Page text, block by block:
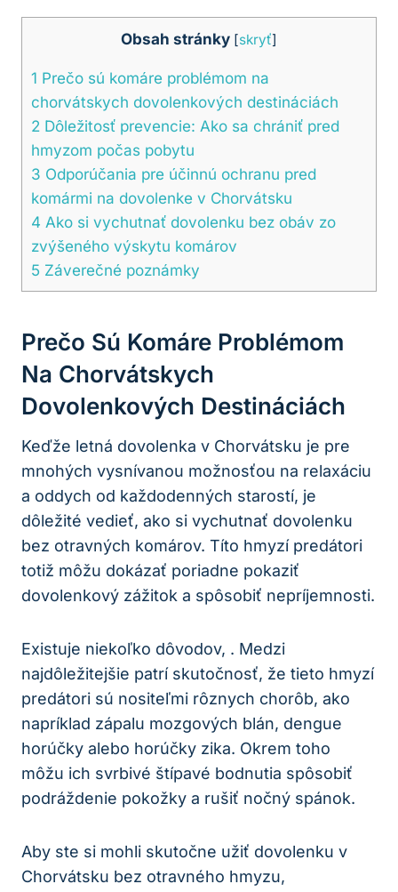
Obsah stránky [skryť]
1 Prečo sú komáre problémom na
chorvátskych dovolenkových destináciách
2 Dôležitosť prevencie: Ako sa chrániť pred
hmyzom počas pobytu
3 Odporúčania pre účinnú ochranu pred
komármi na dovolenke v Chorvátsku
4 Ako si vychutnať dovolenku bez obáv zo
zvýšeného výskytu komárov
5 Záverečné poznámky
Prečo Sú Komáre Problémom
Na Chorvátskych
Dovolenkových Destináciách
Keďže letná dovolenka v Chorvátsku je pre
mnohých vysnívanou možnosťou na relaxáciu
a oddych od každodenných starostí, je
dôležité vedieť, ako si vychutnať dovolenku
bez otravných komárov. Títo hmyzí predátori
totiž môžu dokázať poriadne pokaziť
dovolenkový zážitok a spôsobiť nepríjemnosti.
Existuje niekoľko dôvodov, . Medzi
najdôležitejšie patrí skutočnosť, že tieto hmyzí
predátori sú nositeľmi rôznych chorôb, ako
napríklad zápalu mozgových blán, dengue
horúčky alebo horúčky zika. Okrem toho
môžu ich svrbivé štípavé bodnutia spôsobiť
podráždenie pokožky a rušiť nočný spánok.
Aby ste si mohli skutočne užiť dovolenku v
Chorvátsku bez otravného hmyzu,